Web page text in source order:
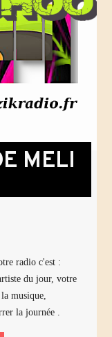
MELI
radio c'est :
du jour, votre
musique,
la journée .